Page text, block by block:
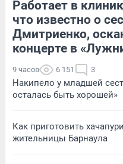
Работает в
что известно о
Дмитриенко,
концерте в
9 часов 6 151 3
Накипело у младшей
осталась быть хорошей»
Как приготовить
жительницы Барнаула